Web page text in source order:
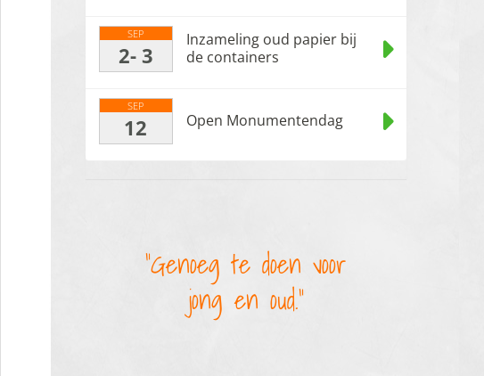
SEP
2- 3
Inzameling oud papier bij
de containers
SEP
12 Open Monumentendag
Genoeg te doen voor
jong en oud.